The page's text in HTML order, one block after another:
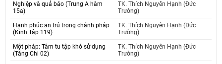
Nghiệp và quả báo (Trung A hàm
15a)
TK. Thích Nguyên Hạnh (Đức
Trường)
Hạnh phúc an trú trong chánh pháp
(Kinh Tập 119)
TK. Thích Nguyên Hạnh (Đức
Trường)
Một pháp: Tâm tu tập khó sử dụng
(Tăng Chi 02)
TK. Thích Nguyên Hạnh (Đức
Trường)